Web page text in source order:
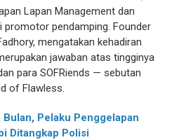
Lapan Management dan
pendamping. Founder
mengatakan kehadiran
jawaban atas tingginya
para SOFRiends — sebutan
of Flawless.
Pelaku Penggelapan
Ditangkap Polisi